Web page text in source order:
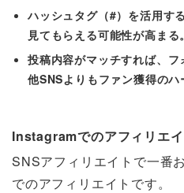
ハッシュタグ（#）を活用す
見てもらえる可能性が高まる。
投稿内容がマッチすれば、フ
他SNSよりもファン獲得のハ
Instagramでのアフィリエイ
SNSアフィリエイトで一番
でのアフィリエイトです。